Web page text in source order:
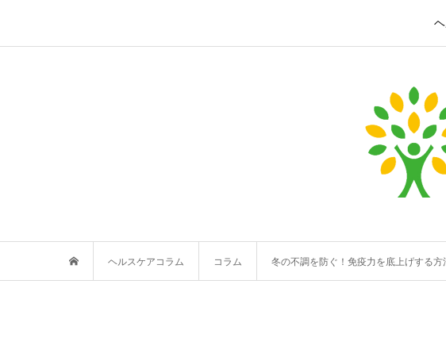
ヘルスケアコラム コラム 冬の不調を防ぐ！免疫力を底上げする方